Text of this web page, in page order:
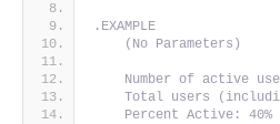
.EXAMPLE
    (No Parameters)
Number of active
Total users
    Percent Active: 40%